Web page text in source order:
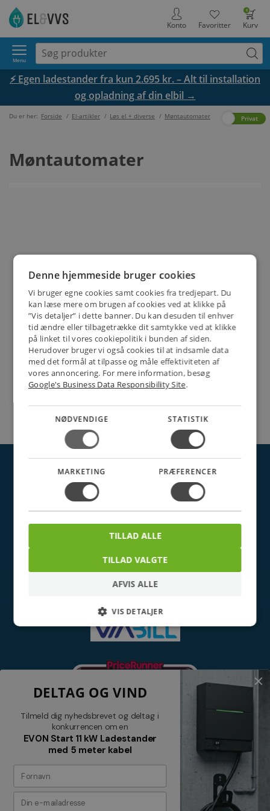
0
Kurv
Favoritter
Konto
Menu
⚡ Egen ladestander fra kun 2.695 kr. – Alt til installation
og opladning af din elbil →
Du er her: Forside / El-artikler / Løs el + diverse / Møntautomater Privat
Erhverv
Møntautomater
Søndergårdsvej 44
Cvr nr. 26117275
E-mail: info@elvvs.dk
Nyhedsbrev
Tilmeld dig vores nyhedsbrev og
modtag relevante tilbud og nyheder
Denne hjemmeside bruger cookies
Vi bruger egne cookies samt cookies fra tredjepart. Du
kan læse mere om brugen af cookies ved at klikke på
”Vis detaljer” i dette banner. Du kan desuden til enhver
tid ændre eller tilbagetrække dit samtykke ved at klikke
på linket til vores cookiepolitik i bunden af siden.
Herudover bruger vi også cookies til at indsamle data
med det formål at tilpasse og måle effektiviteten af
vores annoncering. For mere information, besøg
Google's Business Data Responsibility Site.
NØDVENDIGE STATISTIK
MARKETING PRÆFERENCER
TILLAD VALGTE
TILLAD ALLE
AFVIS ALLE
VIS DETALJER
DELTAG OG VIND
Tilmeld dig nyhedsbrevet og deltag i
konkurrencen om en
EVON Start 11 kW Ladestander
med 5 meter kabel